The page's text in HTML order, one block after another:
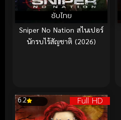
ซับไทย
Sniper No Nation สไนเปอร์
นักรบไร้สัญชาติ (2026)
Full HD
6.2